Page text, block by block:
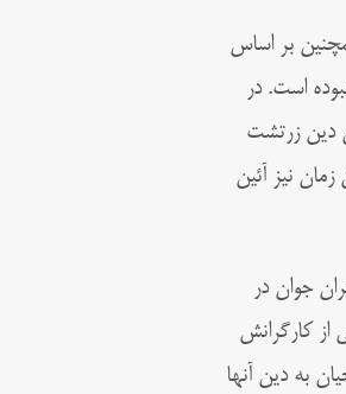
بر اساس
است. در
دین زرتشت
نیز آئین
جوان در
از کارگرانش
به دین آنها